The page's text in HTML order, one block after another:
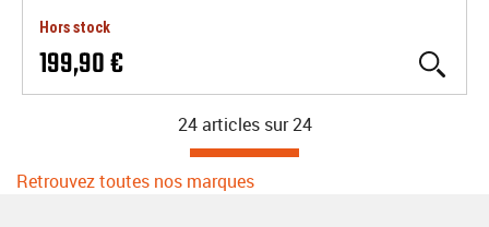
Hors stock
199,90 €
24 articles sur 24
Retrouvez toutes nos marques